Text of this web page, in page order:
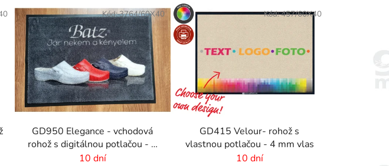
GD950 Elegance - vchodová
rohož s digitálnou potlačou - 6
mm vlas
10 dní
Kód:3764/60X40
GD415 Velour- rohož s
vlastnou potlačou - 4 mm vlas
10 dní
Kód:457/60X40